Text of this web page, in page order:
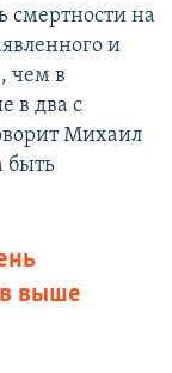
смертности на
и
чем в
в два с
Михаил
быть
выше